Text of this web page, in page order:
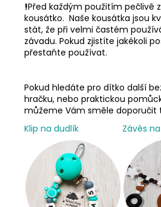
!Před každým použitím pečlivě
kousátko. Naše kousátka jsou
stát, že při velmi častém
závadu. Pokud zjistíte jakékoli
přestaňte používat.
Pokud hledáte pro dítko další
hračku, nebo praktickou
můžeme Vám směle doporučit
Klip na dudlík
Závěs